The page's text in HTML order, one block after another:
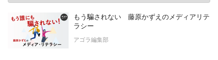
もう騙されない 藤原かずえのメディアリテ
ラシー
アゴラ編集部